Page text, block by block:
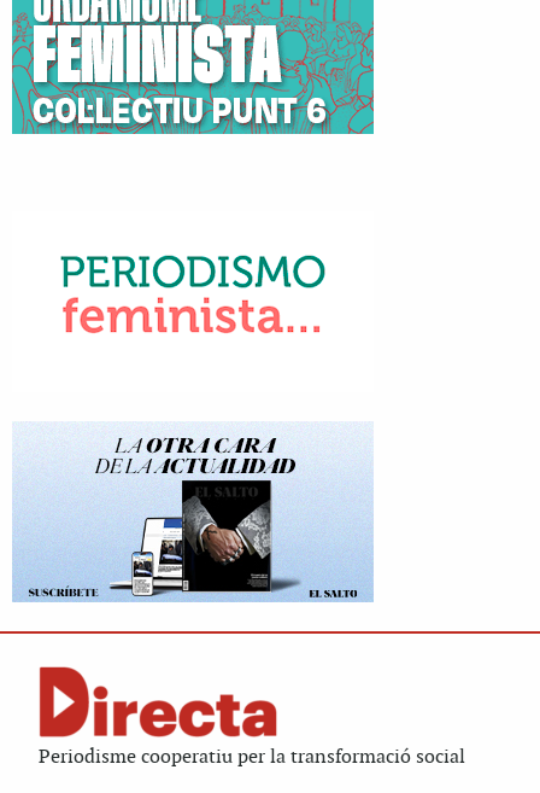
Periodisme cooperatiu per la transformació social